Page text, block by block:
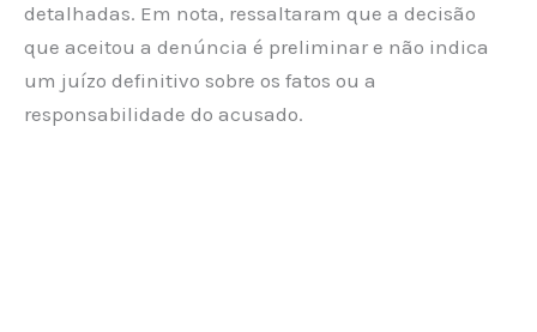
detalhadas. Em nota, ressaltaram que a decisão
que aceitou a denúncia é preliminar e não indica
um juízo definitivo sobre os fatos ou a
responsabilidade do acusado.